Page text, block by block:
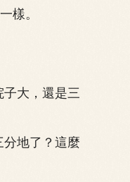
樣。
大，還是三
地了？這麼